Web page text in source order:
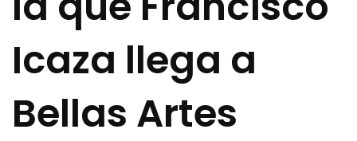
Icaza llega a
Bellas Artes